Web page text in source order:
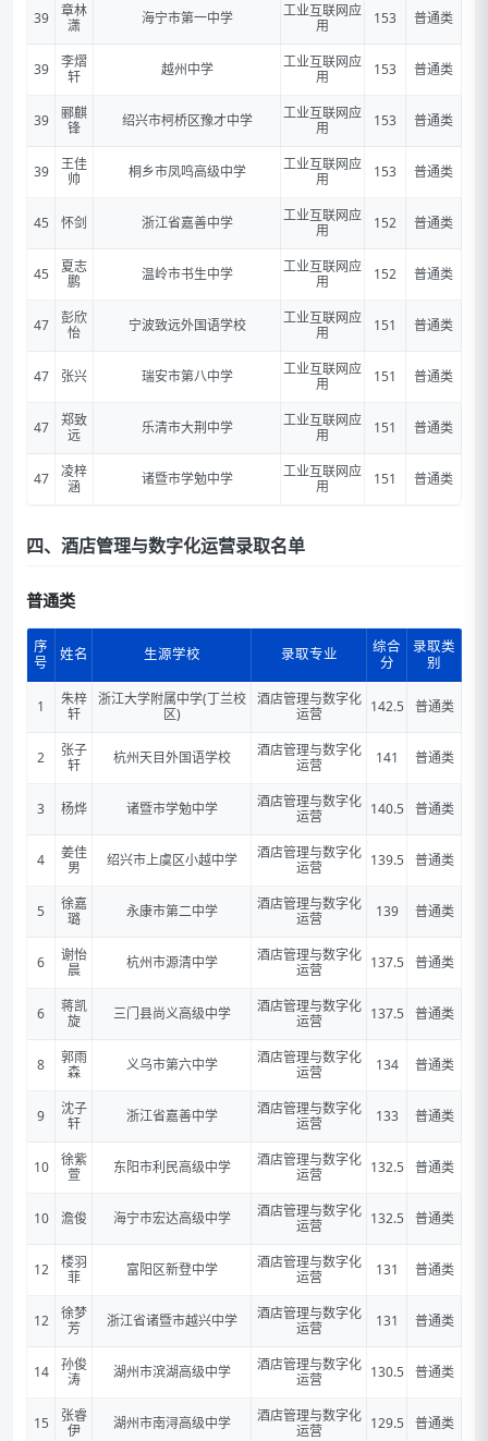
39
章林
潇
海宁市第一中学
工业互联网应
用
153 普通类
39
李熠
轩
越州中学
工业互联网应
用
153 普通类
39
郦麒
锋
绍兴市柯桥区豫才中学
工业互联网应
用
153 普通类
39
王佳
帅
桐乡市凤鸣高级中学
工业互联网应
用
153 普通类
45 怀剑 浙江省嘉善中学
工业互联网应
用
152 普通类
45
夏志
鹏
温岭市书生中学
工业互联网应
用
152 普通类
47
彭欣
怡
宁波致远外国语学校
工业互联网应
用
151 普通类
47 张兴 瑞安市第八中学
工业互联网应
用
151 普通类
47
郑致
远
乐清市大荆中学
工业互联网应
用
151 普通类
47
凌梓
涵
诸暨市学勉中学
工业互联网应
用
151 普通类
四、酒店管理与数字化运营录取名单
普通类
序
号
姓名 生源学校 录取专业
综合
分
录取类
别
1
朱梓
轩
浙江大学附属中学(丁兰校
区)
酒店管理与数字化
运营
142.5 普通类
2
张子
轩
杭州天目外国语学校
酒店管理与数字化
运营
141 普通类
3 杨烨 诸暨市学勉中学
酒店管理与数字化
运营
140.5 普通类
4
姜佳
男
绍兴市上虞区小越中学
酒店管理与数字化
运营
139.5 普通类
5
徐嘉
璐
永康市第二中学
酒店管理与数字化
运营
139 普通类
6
谢怡
晨
杭州市源清中学
酒店管理与数字化
运营
137.5 普通类
6
蒋凯
旋
三门县尚义高级中学
酒店管理与数字化
运营
137.5 普通类
8
郭雨
森
义乌市第六中学
酒店管理与数字化
运营
134 普通类
9
沈子
轩
浙江省嘉善中学
酒店管理与数字化
运营
133 普通类
10
徐紫
萱
东阳市利民高级中学
酒店管理与数字化
运营
132.5 普通类
10 澹俊 海宁市宏达高级中学
酒店管理与数字化
运营
132.5 普通类
12
楼羽
菲
富阳区新登中学
酒店管理与数字化
运营
131 普通类
12
徐梦
芳
浙江省诸暨市越兴中学
酒店管理与数字化
运营
131 普通类
14
孙俊
涛
湖州市滨湖高级中学
酒店管理与数字化
运营
130.5 普通类
15
张睿
伊
湖州市南浔高级中学
酒店管理与数字化
运营
129.5 普通类